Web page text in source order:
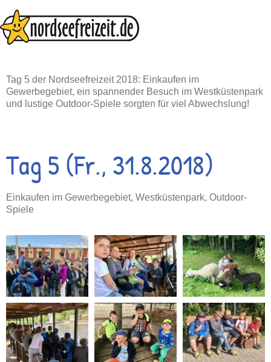
Inhalt
springen
Tag 5 der Nordseefreizeit 2018: Einkaufen im
Gewerbegebiet, ein spannender Besuch im Westküstenpark
und lustige Outdoor-Spiele sorgten für viel Abwechslung!
Tag 5 (Fr., 31.8.2018)
Einkaufen im Gewerbegebiet, Westküstenpark, Outdoor-
Spiele